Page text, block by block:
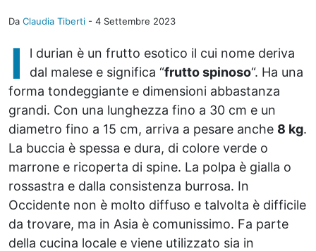
Da Claudia Tiberti - 4 Settembre 2023
I
l durian è un frutto esotico il cui nome deriva
dal malese e significa “frutto spinoso“. Ha una
forma tondeggiante e dimensioni abbastanza
grandi. Con una lunghezza fino a 30 cm e un
diametro fino a 15 cm, arriva a pesare anche 8 kg.
La buccia è spessa e dura, di colore verde o
marrone e ricoperta di spine. La polpa è gialla o
rossastra e dalla consistenza burrosa. In
Occidente non è molto diffuso e talvolta è difficile
da trovare, ma in Asia è comunissimo. Fa parte
della cucina locale e viene utilizzato sia in